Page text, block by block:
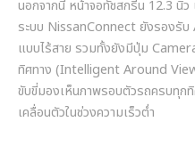
นอกจากนี้ หน้าจอทัชสกรีน 12.3 นิ้
ระบบ NissanConnect ยังรองรั
แบบไร้สาย รวมทั้งยังมีปุ่ม
ทิศทาง (Intelligent Around
ขับขี่มองเห็นภาพรอบตัวรถครบทุก
เคลื่อนตัวในช่วงความเร็วต่ำ